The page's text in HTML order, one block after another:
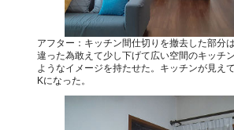
アフター：キッチン間仕切りを撤去した部分
違った為敢えて少し下げて広い空間のキッチ
ようなイメージを持たせた。キッチンが見え
Kになった。